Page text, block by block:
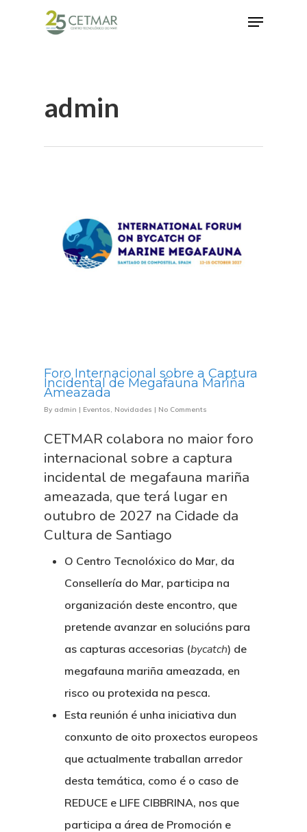
admin
Foro Internacional sobre a Captura
Incidental de Megafauna Mariña
Ameazada
By admin | Eventos, Novidades | No Comments
CETMAR colabora no maior foro
internacional sobre a captura
incidental de megafauna mariña
ameazada, que terá lugar en
outubro de 2027 na Cidade da
Cultura de Santiago
O Centro Tecnolóxico do Mar, da
Consellería do Mar, participa na
organización deste encontro, que
pretende avanzar en solucións para
as capturas accesorias (bycatch) de
megafauna mariña ameazada, en
risco ou protexida na pesca.
Esta reunión é unha iniciativa dun
conxunto de oito proxectos europeos
que actualmente traballan arredor
desta temática, como é o caso de
REDUCE e LIFE CIBBRINA, nos que
participa a área de Promoción e